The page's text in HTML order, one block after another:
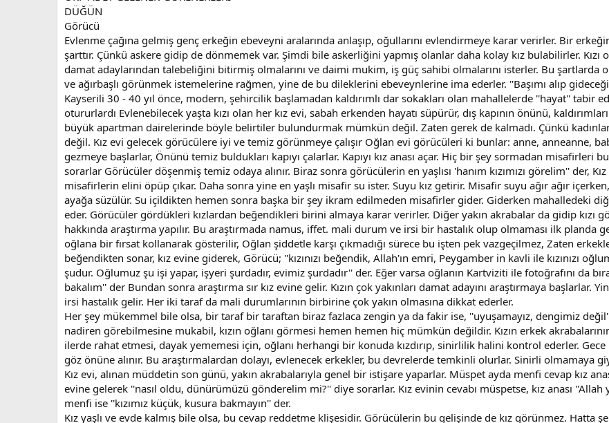
DÜĞÜN
Görücü
Evlenme çağına gelmiş genç erkeğin ebeveyni aralarında anlaşıp, oğullarını evlendirmeye karar verirler. Bir
şarttır. Çünkü askere gidip de dönmemek var. Şimdi bile askerliğini yapmış olanlar daha kolay kız bulabilirler. Kızı
damat adaylarından talebeliğini bitirmiş olmalarını ve daimi mukim, iş güç sahibi olmalarını isterler. Bu şartlarda
ve ağırbaşlı görünmek istemelerine rağmen, yine de bu dileklerini ebeveynlerine ima ederler. ''Başımı alıp
Kayserili 30 - 40 yıl önce, modern, şehircilik başlamadan kaldırımlı dar sokakları olan mahallelerde ''hayat'' tabir
otururlardı Evlenebilecek yaşta kızı olan her kız evi, sabah erkenden hayatı süpürür, dış kapının önünü,
büyük apartman dairelerinde böyle belirtiler bulundurmak mümkün değil. Zaten gerek de kalmadı. Çünkü kadınlar
değil. Kız evi gelecek görücülere iyi ve temiz görünmeye çalışır Oğlan evi görücüleri ki bunlar: anne, anneanne,
gezmeye başlarlar, Önünü temiz buldukları kapıyı çalarlar. Kapıyı kız anası açar. Hiç bir şey sormadan misafirleri
sorarlar Görücüler döşenmiş temiz odaya alınır. Biraz sonra görücülerin en yaşlısı 'hanım kızımızı görelim'' der,
misafirlerin elini öpüp çıkar. Daha sonra yine en yaşlı misafir su ister. Suyu kız getirir. Misafir suyu ağır ağır
ayağa süzülür. Su içildikten hemen sonra başka bir şey ikram edilmeden misafirler gider. Giderken mahalledeki
eder. Görücüler gördükleri kızlardan beğendikleri birini almaya karar verirler. Diğer yakın akrabalar da gidip kızı
hakkında araştırma yapılır. Bu araştırmada namus, iffet. mali durum ve irsi bir hastalık olup olmaması ilk planda
oğlana bir fırsat kollanarak gösterilir, Oğlan şiddetle karşı çıkmadığı sürece bu işten pek vazgeçilmez, Zaten
beğendikten sonar, kız evine giderek, Görücü; ''kızınızı beğendik, Allah'ın emri, Peygamber in kavli ile kızınızı
şudur. Oğlumuz şu işi yapar, işyeri şurdadır, evimiz şurdadır'' der. Eğer varsa oğlanın Kartviziti ile fotoğrafını da
bakalım'' der Bundan sonra araştırma sır kız evine gelir. Kızın çok yakınları damat adayını araştırmaya başlarlar.
irsi hastalık gelir. Her iki taraf da mali durumlarının birbirine çok yakın olmasına dikkat ederler.
Her şey mükemmel bile olsa, bir taraf bir taraftan biraz fazlaca zengin ya da fakir ise, ''uyuşamayız, dengimiz değil''
nadiren görebilmesine mukabil, kızın oğlanı görmesi hemen hemen hiç mümkün değildir. Kızın erkek
ilerde rahat etmesi, dayak yememesi için, oğlanı herhangi bir konuda kızdırıp, sinirlilik halini kontrol ederler.
göz önüne alınır. Bu araştırmalardan dolayı, evlenecek erkekler, bu devrelerde temkinli olurlar. Sinirli olmamaya
Kız evi, alınan müddetin son günü, yakın akrabalarıyla genel bir istişare yaparlar. Müspet ayda menfi cevap kız
evine gelerek ''nasıl oldu, dünürümüzü gönderelim mi?'' diye sorarlar. Kız evinin cevabı müspetse, kız anası
menfi ise ''kızımız küçük, kusura bakmayın'' der.
Kız yaşlı ve evde kalmış bile olsa, bu cevap reddetme klişesidir. Görücülerin bu gelişinde de kız görünmez.